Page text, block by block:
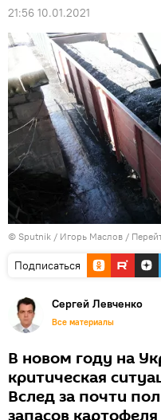
21:56 10.01.2021
© Sputnik / Игорь Маслов /
Подписаться
Сергей Левченко
Все материалы
В новом году на
критическая
Вслед за почти